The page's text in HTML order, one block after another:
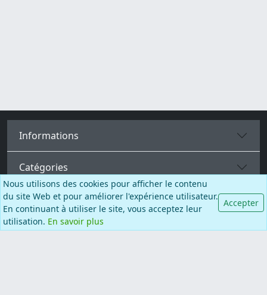
Informations
Catégories
Plus de pages
Nous utilisons des cookies pour afficher le contenu
du site Web et pour améliorer l'expérience utilisateur.
En continuant à utiliser le site, vous acceptez leur
utilisation. En savoir plus
Accepter